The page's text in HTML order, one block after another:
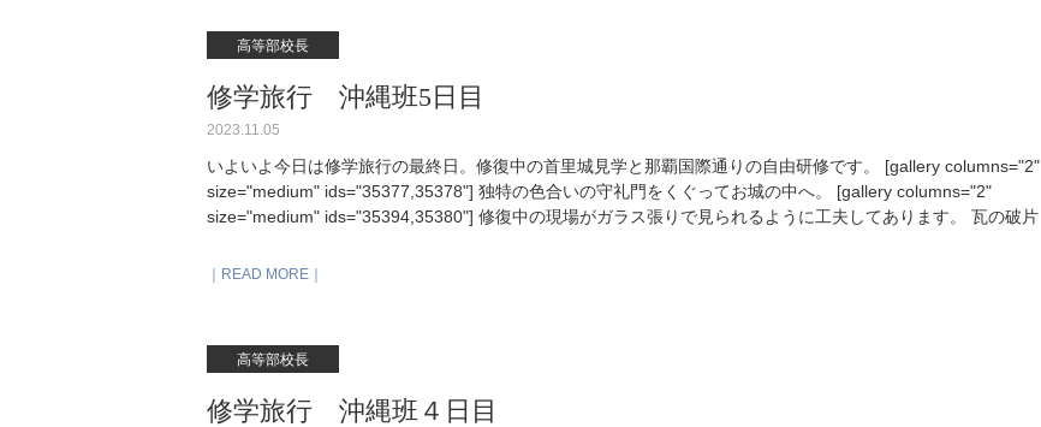
高等部校長
修学旅行 沖縄班5日目
2023.11.05
いよいよ今日は修学旅行の最終日。修復中の首里城見学と那覇国際通りの自由研修です。 [gallery columns="2"
size="medium" ids="35377,35378"] 独特の色合いの守礼門をくぐってお城の中へ。 [gallery columns="2"
size="medium" ids="35394,35380"] 修復中の現場がガラス張りで見られるように工夫してあります。 瓦の破片
きな絵が描いてありました。 見学が終わるとすぐにアイスを食べ始める生徒も。 国際通りの自由研修を終え
か。 無事羽田空港に到着。最後の点呼と旅行委員の挨拶で締めくくりました。
READ MORE
高等部校長
修学旅行 沖縄班４日目